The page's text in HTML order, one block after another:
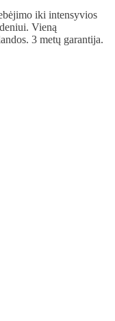
iki intensyvios
Vieną
3 metų garantija.